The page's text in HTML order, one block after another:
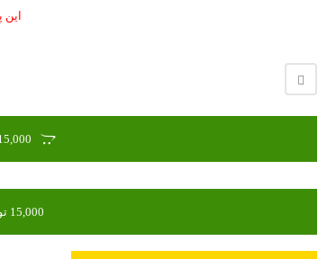
15,000 تومان – افزودن به سبد